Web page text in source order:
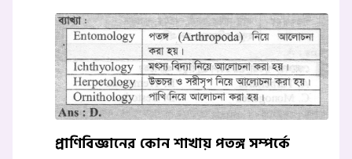
প্রাণিবিজ্ঞানের কোন শাখায় পতঙ্গ সম্পর্কে